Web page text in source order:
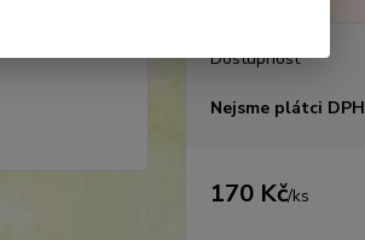
Dostupnost
Nejsme plátci DPH
170 Kč/ks